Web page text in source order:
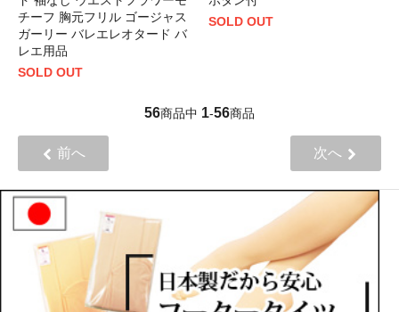
チーフ 胸元フリル ゴージャス
ガーリー バレエレオタード バ
レエ用品
SOLD OUT
SOLD OUT
56商品中 1-56商品
前へ 次へ